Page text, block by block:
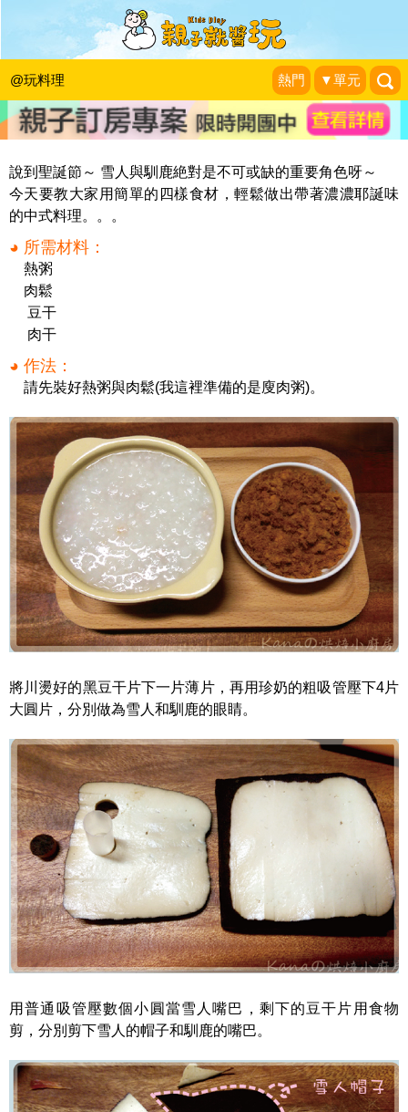
@玩料理 熱門 ▼單元
就算清粥小菜，也要加上耶誕味～雪人
稀飯配馴鹿肉鬆！
Kanaの烘焙小廚房|2016-12-25
說到聖誕節～ 雪人與馴鹿絶對是不可或缺的重要角色呀～
今天要教大家用簡單的四樣食材，輕鬆做出帶著濃濃耶誕味
的中式料理。。。
◕ 所需材料：
熱粥
肉鬆
豆干
肉干
◕ 作法：
請先裝好熱粥與肉鬆(我這裡準備的是廋肉粥)。
將川燙好的黑豆干片下一片薄片，再用珍奶的粗吸管壓下4片
大圓片，分別做為雪人和馴鹿的眼睛。
用普通吸管壓數個小圓當雪人嘴巴，剩下的豆干片用食物
剪，分別剪下雪人的帽子和馴鹿的嘴巴。